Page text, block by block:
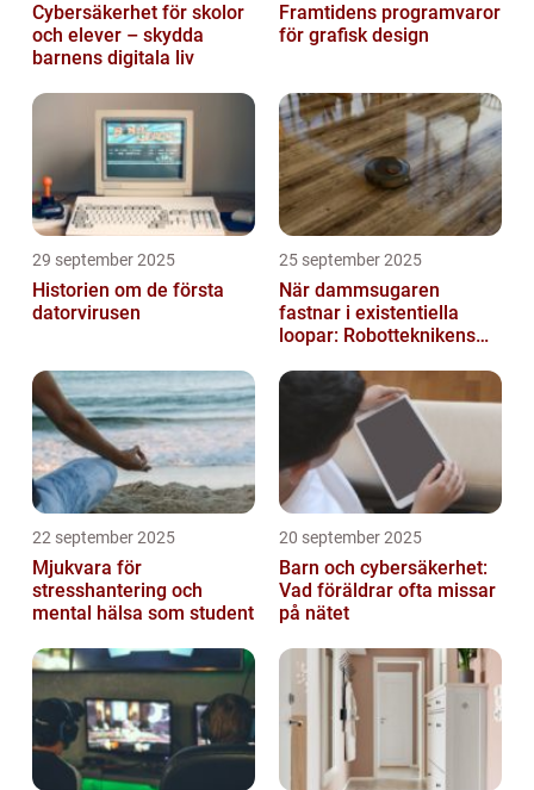
Cybersäkerhet för skolor
och elever – skydda
barnens digitala liv
Framtidens programvaror
för grafisk design
29 september 2025
Historien om de första
datorvirusen
25 september 2025
När dammsugaren
fastnar i existentiella
loopar: Robotteknikens
22 september 2025
Mjukvara för
stresshantering och
mental hälsa som student
20 september 2025
Barn och cybersäkerhet:
Vad föräldrar ofta missar
på nätet